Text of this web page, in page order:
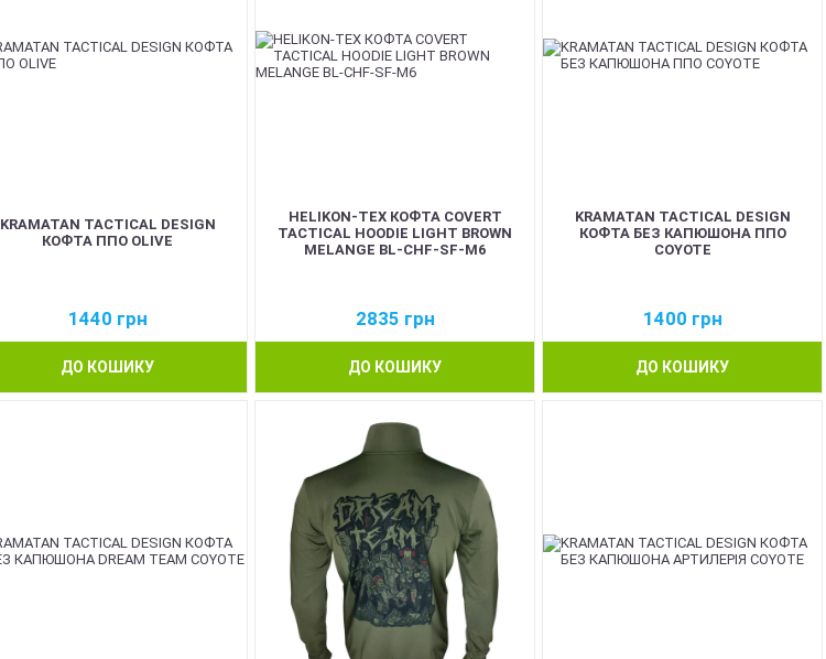
KRAMATAN TACTICAL DESIGN
КОФТА ППО OLIVE
1440 грн
ДО КОШИКУ
HELIKON-TEX КОФТА COVERT
TACTICAL HOODIE LIGHT BROWN
MELANGE BL-CHF-SF-M6
2835 грн
ДО КОШИКУ
KRAMATAN TACTICAL DESIGN
КОФТА БЕЗ КАПЮШОНА ППО
COYOTE
1400 грн
ДО КОШИКУ